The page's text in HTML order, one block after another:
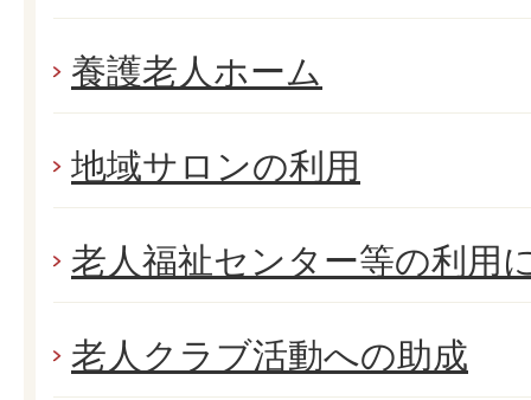
養護老人ホーム
地域サロンの利用
老人福祉センター等の利用
老人クラブ活動への助成